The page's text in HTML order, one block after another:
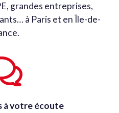
grandes entreprises,
à Paris et en Île-de-
à votre écoute